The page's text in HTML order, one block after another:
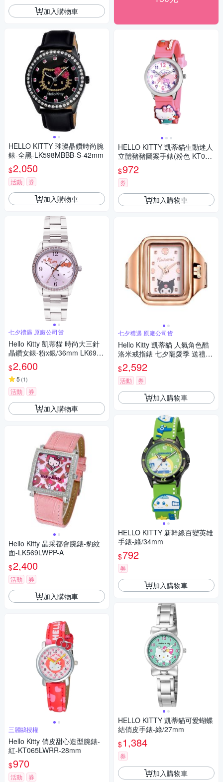
加入購物車
HELLO KITTY 璀璨晶鑽時尚腕
錶-全黑-LK598MBBB-S-42mm
$2,050
活動 券
加入購物車
七夕禮遇 原廠公司貨
Hello Kitty 凱蒂貓 時尚大三針
晶鑽女錶-粉x銀/36mm LK691L
WPA-S 七夕寵愛季 送禮推薦
$2,600
5 (1)
活動 券
加入購物車
Hello Kitty 晶采都會腕錶-豹紋
面-LK569LWPP-A
$2,400
活動 券
加入購物車
三麗鷗授權
Hello Kitty 俏皮甜心造型腕錶-
紅-KT065LWRR-28mm
$970
活動 券
HELLO KITTY 凱蒂貓生動迷人
立體豬豬圖案手錶(粉色 KT077
LWWR)
$972
券
加入購物車
七夕禮遇 原廠公司貨
Hello Kitty 凱蒂貓 人氣角色酷
洛米戒指錶 七夕寵愛季 送禮推
薦-玫瑰金 LK713LRWI-A
$2,592
活動 券
加入購物車
HELLO KITTY 新幹線百變英雄
手錶-綠/34mm
$792
券
加入購物車
HELLO KITTY 凱蒂貓可愛蝴蝶
結俏皮手錶-綠/27mm
$1,384
券
加入購物車